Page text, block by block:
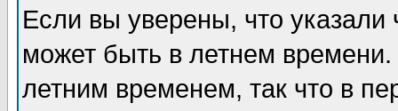
Если вы уверены, что указали
может быть в летнем
летним временем, так что в